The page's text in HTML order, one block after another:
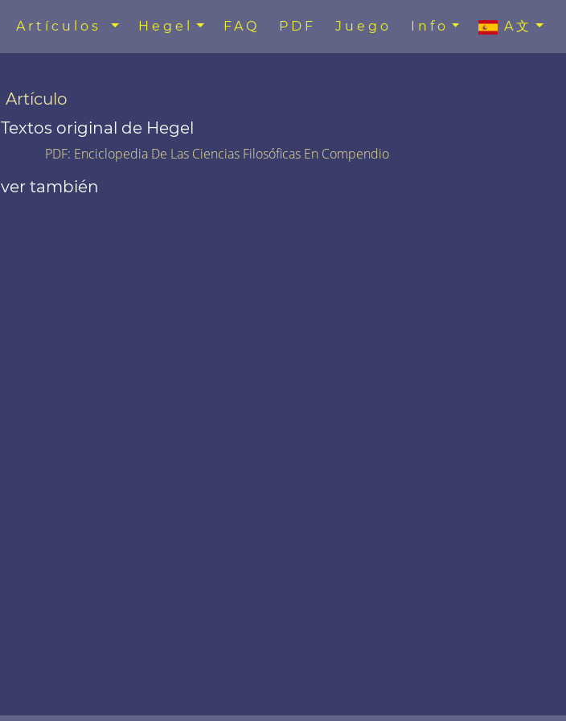
Artículos Hegel FAQ PDF Juego Info A文
Artículo
Textos original de Hegel
PDF: Enciclopedia De Las Ciencias Filosóficas En Compendio
ver también